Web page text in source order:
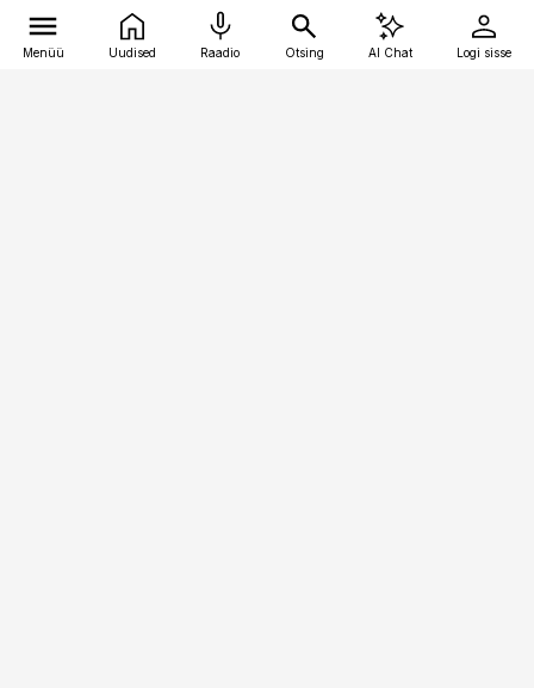
Menüü Uudised Raadio Otsing AI Chat Logi sisse